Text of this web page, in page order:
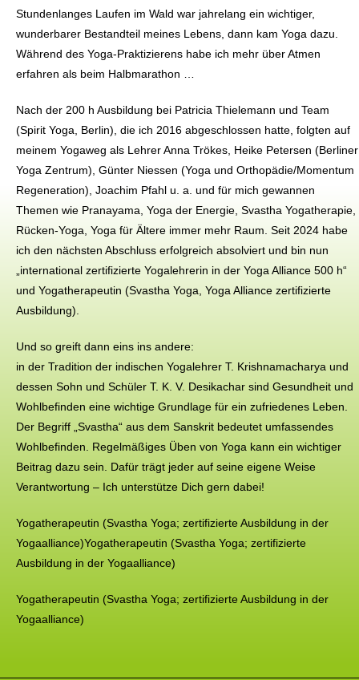
Stundenlanges Laufen im Wald war jahrelang ein wichtiger,
wunderbarer Bestandteil meines Lebens, dann kam Yoga dazu.
Während des Yoga-Praktizierens habe ich mehr über Atmen
erfahren als beim Halbmarathon …
Nach der 200 h Ausbildung bei Patricia Thielemann und Team
(Spirit Yoga, Berlin), die ich 2016 abgeschlossen hatte, folgten auf
meinem Yogaweg als Lehrer Anna Trökes, Heike Petersen (Berliner
Yoga Zentrum), Günter Niessen (Yoga und Orthopädie/Momentum
Regeneration), Joachim Pfahl u. a. und für mich gewannen
Themen wie Pranayama, Yoga der Energie, Svastha Yogatherapie,
Rücken-Yoga, Yoga für Ältere immer mehr Raum. Seit 2024 habe
ich den nächsten Abschluss erfolgreich absolviert und bin nun
„international zertifizierte Yogalehrerin in der Yoga Alliance 500 h“
und Yogatherapeutin (Svastha Yoga, Yoga Alliance zertifizierte
Ausbildung).
Und so greift dann eins ins andere:
in der Tradition der indischen Yogalehrer T. Krishnamacharya und
dessen Sohn und Schüler T. K. V. Desikachar sind Gesundheit und
Wohlbefinden eine wichtige Grundlage für ein zufriedenes Leben.
Der Begriff „Svastha“ aus dem Sanskrit bedeutet umfassendes
Wohlbefinden. Regelmäßiges Üben von Yoga kann ein wichtiger
Beitrag dazu sein. Dafür trägt jeder auf seine eigene Weise
Verantwortung – Ich unterstütze Dich gern dabei!
Yogatherapeutin (Svastha Yoga; zertifizierte Ausbildung in der
Yogaalliance)Yogatherapeutin (Svastha Yoga; zertifizierte
Ausbildung in der Yogaalliance)
Yogatherapeutin (Svastha Yoga; zertifizierte Ausbildung in der
Yogaalliance)